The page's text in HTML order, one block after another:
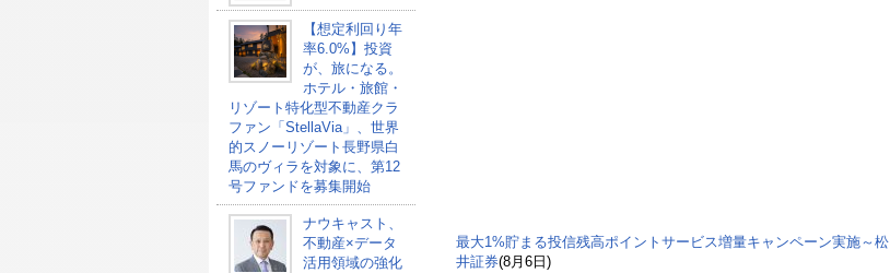
【想定利回り年
率6.0%】投資
が、旅になる。
ホテル・旅館・
リゾート特化型不動産クラ
ファン「StellaVia」、世界
的スノーリゾート長野県白
馬のヴィラを対象に、第12
号ファンドを募集開始
ナウキャスト、
不動産×データ
活用領域の強化
最大1%貯まる投信残高ポイントサービス増量キャンペーン実施～松
井証券(8月6日)